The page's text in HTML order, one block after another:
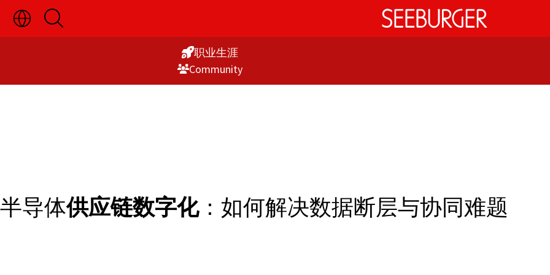
Skip
to
切
换
语
显
开
启
搜
职业生涯
Commu­nity
半导体供应链数字化：如何解决数据断层与协同难题